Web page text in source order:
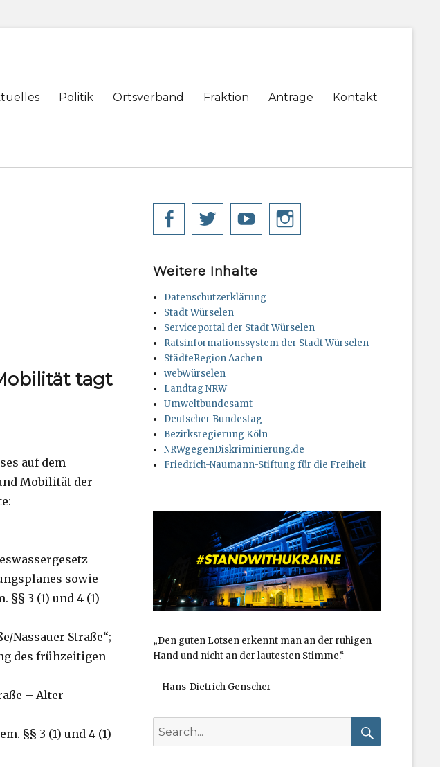
Politik Ortsverband Fraktion Anträge Kontakt
tagt
auf dem
Mobilität der
sowie
3 (1) und 4 (1)
Nassauer Straße“;
des frühzeitigen
– Alter
§§ 3 (1) und 4 (1)
Facebook
TwitterYouTube
Weitere Inhalte
Datenschutzerklärung
Stadt Würselen
Serviceportal der Stadt Würselen
Ratsinformationssystem der Stadt Würselen
StädteRegion Aachen
webWürselen
Landtag NRW
Umweltbundesamt
Deutscher Bundestag
Bezirksregierung Köln
NRWgegenDiskriminierung.de
Friedrich-Naumann-Stiftung für die Freiheit
„Den guten Lotsen erkennt man an der ruhigen
Hand und nicht an der lautesten Stimme.“
– Hans-Dietrich Genscher
for: